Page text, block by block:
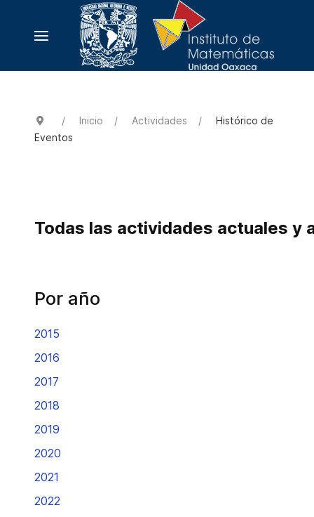
Inicio Actividades
Histórico de
Eventos
Todas las actividades actuales y
Por año
2015
2016
2017
2018
2019
2020
2021
2022